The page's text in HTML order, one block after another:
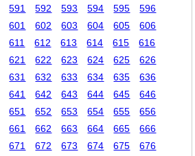
591 592 593 594 595
596
601 602 603 604 605
606
611 612 613 614 615
616
621 622 623 624 625
626
631 632 633 634 635
636
641 642 643 644 645
646
651 652 653 654 655
656
661 662 663 664 665
666
671 672 673 674 675
676